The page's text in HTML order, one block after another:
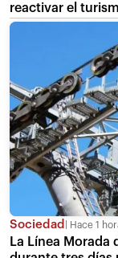
reactivar el
Sociedad Hace 1
La Línea Morada